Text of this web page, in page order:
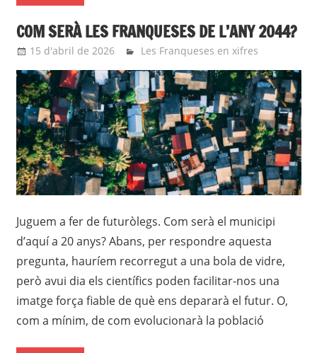
COM SERÀ LES FRANQUESES DE L’ANY 2044?
15 d'abril de 2026 Eli
Les Franqueses en xifres
Juguem a fer de futuròlegs. Com serà el municipi
d’aquí a 20 anys? Abans, per respondre aquesta
pregunta, hauríem recorregut a una bola de vidre,
però avui dia els científics poden facilitar-nos una
imatge força fiable de què ens depararà el futur. O,
com a mínim, de com evolucionarà la població